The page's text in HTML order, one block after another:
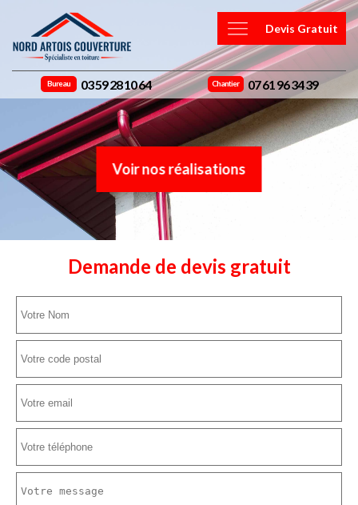
Devis Gratuit
Bureau 03 59 28 10 64 Chantier 07 61 96 34 39
Voir nos réalisations
Demande de devis gratuit